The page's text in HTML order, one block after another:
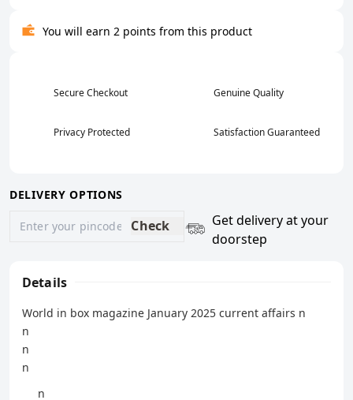
You will earn 2 points from this product
Secure Checkout Genuine Quality
Privacy Protected Satisfaction Guaranteed
DELIVERY OPTIONS
Check
Get delivery at your
doorstep
Details
World in box magazine January 2025 current affairs n
n
n
n
n